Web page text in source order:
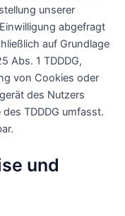
unserer
abgefragt
auf Grundlage
Abs. 1 TDDDG,
von Cookies oder
des Nutzers
TDDDG umfasst.
und